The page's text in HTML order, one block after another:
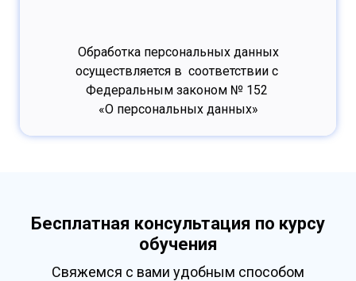
Обработка персональных данных
осуществляется в соответствии с
Федеральным законом № 152
«О персональных данных»
Бесплатная консультация по курсу
обучения
Свяжемся с вами удобным способом